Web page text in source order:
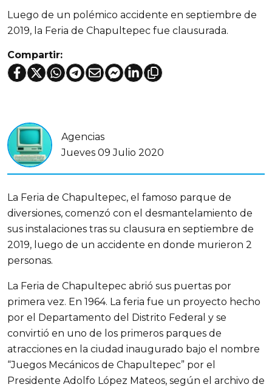
Luego de un polémico accidente en septiembre de
2019, la Feria de Chapultepec fue clausurada.
Compartir:
Agencias
Jueves 09 Julio 2020
La Feria de Chapultepec, el famoso parque de
diversiones, comenzó con el desmantelamiento de
sus instalaciones tras su clausura en septiembre de
2019, luego de un accidente en donde murieron 2
personas.
La Feria de Chapultepec abrió sus puertas por
primera vez. En 1964. La feria fue un proyecto hecho
por el Departamento del Distrito Federal y se
convirtió en uno de los primeros parques de
atracciones en la ciudad inaugurado bajo el nombre
“Juegos Mecánicos de Chapultepec” por el
Presidente Adolfo López Mateos, según el archivo de